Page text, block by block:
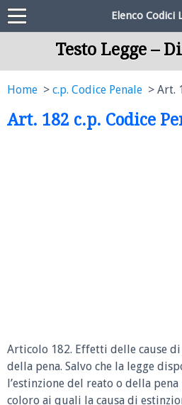
Elenco Codici
Testo Legge –
Home c.p. Codice Penale Art.
Art. 182 c.p. Codice
Articolo 182. Effetti delle cause
della pena. Salvo che la legge
l’estinzione del reato o della
coloro ai quali la causa di